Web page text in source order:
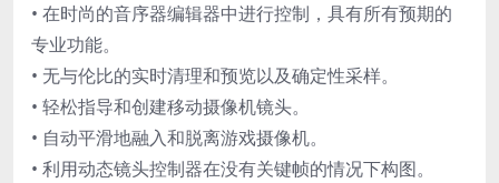
• 在时尚的音序器编辑器中进行控制，具有所有预期的
专业功能。
• 无与伦比的实时清理和预览以及确定性采样。
• 轻松指导和创建移动摄像机镜头。
• 自动平滑地融入和脱离游戏摄像机。
• 利用动态镜头控制器在没有关键帧的情况下构图。